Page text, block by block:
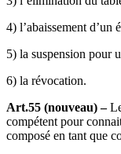
4) l’abaissement d’un
5) la suspension pour
6) la révocation.
Art.55 (nouveau) –
compétent pour
composé en tant que